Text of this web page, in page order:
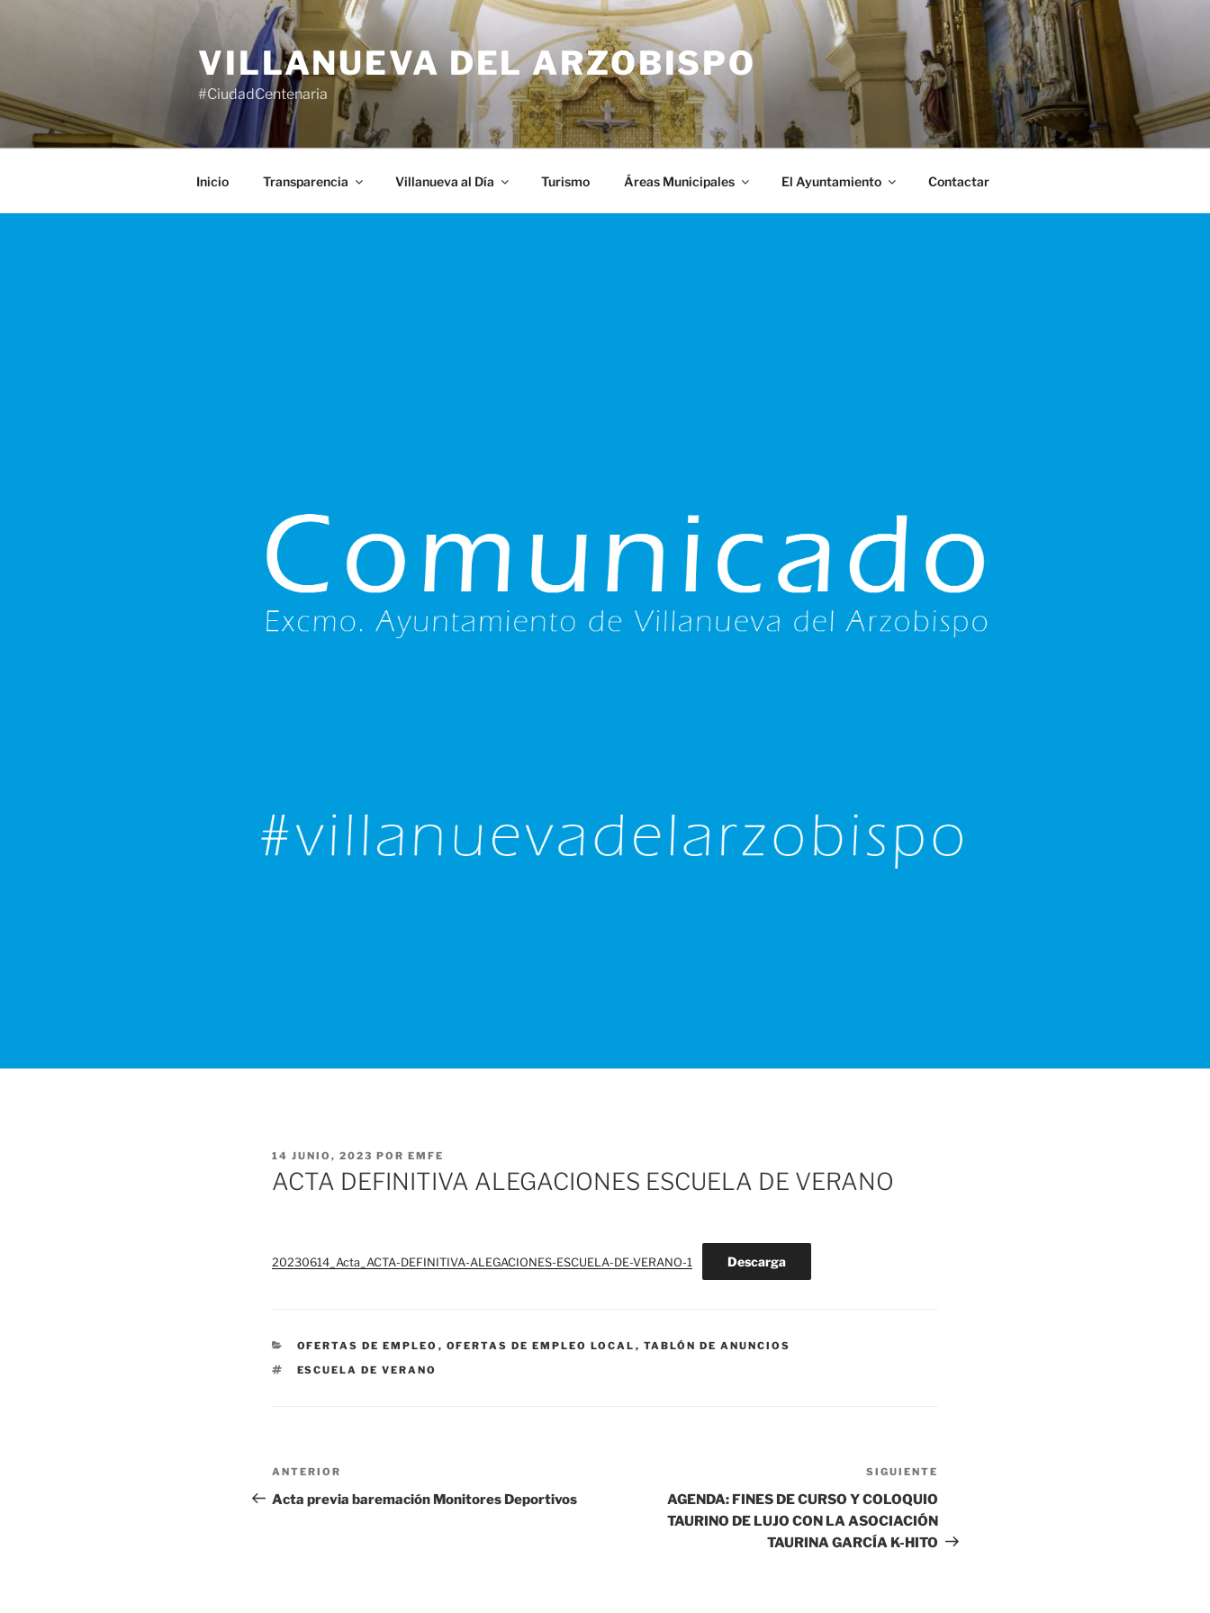
VILLANUEVA DEL ARZOBISPO
#CiudadCentenaria
Inicio Transparencia Villanueva al Día Turismo Áreas Municipales El Ayuntamiento Contactar
PUBLICADO
14 JUNIO, 2023 POR EMFE
ACTA DEFINITIVA ALEGACIONES ESCUELA DE VERANO
20230614_Acta_ACTA-DEFINITIVA-ALEGACIONES-ESCUELA-DE-VERANO-1 Descarga
CATEGORÍAS
OFERTAS DE EMPLEO , OFERTAS DE EMPLEO LOCAL , TABLÓN DE ANUNCIOS
ETIQUETAS
ESCUELA DE VERANO
Navegación
de
Entrada
anterior:
ANTERIOR
Acta previa baremación Monitores Deportivos
SIGUIENTE
AGENDA: FINES DE CURSO Y COLOQUIO
TAURINO DE LUJO CON LA ASOCIACIÓN
TAURINA GARCÍA K-HITO